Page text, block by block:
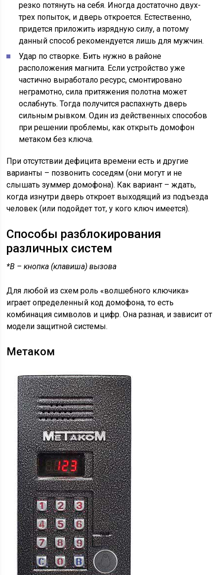
резко потянуть на себя. Иногда достаточно двух-
трех попыток, и дверь откроется. Естественно,
придется приложить изрядную силу, а потому
данный способ рекомендуется лишь для мужчин.
Удар по створке. Бить нужно в районе
расположения магнита. Если устройство уже
частично выработало ресурс, смонтировано
неграмотно, сила притяжения полотна может
ослабнуть. Тогда получится распахнуть дверь
сильным рывком. Один из действенных способов
при решении проблемы, как открыть домофон
метаком без ключа.
При отсутствии дефицита времени есть и другие
варианты – позвонить соседям (они могут и не
слышать зуммер домофона). Как вариант – ждать,
когда изнутри дверь откроет выходящий из подъезда
человек (или подойдет тот, у кого ключ имеется).
Способы разблокирования
различных систем
*В – кнопка (клавиша) вызова
Для любой из схем роль «волшебного ключика»
играет определенный код домофона, то есть
комбинация символов и цифр. Она разная, и зависит от
модели защитной системы.
Метаком